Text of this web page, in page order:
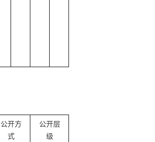
公开方
式
公开层
级